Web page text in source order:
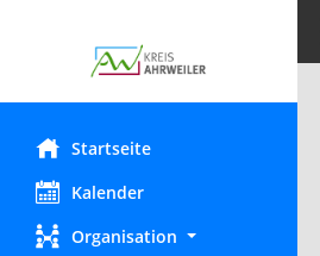
Startseite
Kalender
Organisation